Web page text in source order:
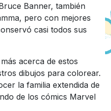
Banner, también
pero con mejores
casi todos sus
acerca de estos
dibujos para colorear.
la familia extendida de
de los cómics Marvel